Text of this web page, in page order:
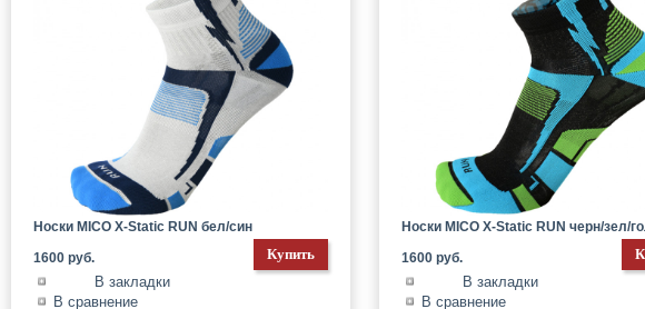
Носки MICO X-Static RUN бел/син
1600 руб.
В закладки
В сравнение
Носки MICO X-Static RUN черн/зел/
1600 руб.
В закладки
В сравнение